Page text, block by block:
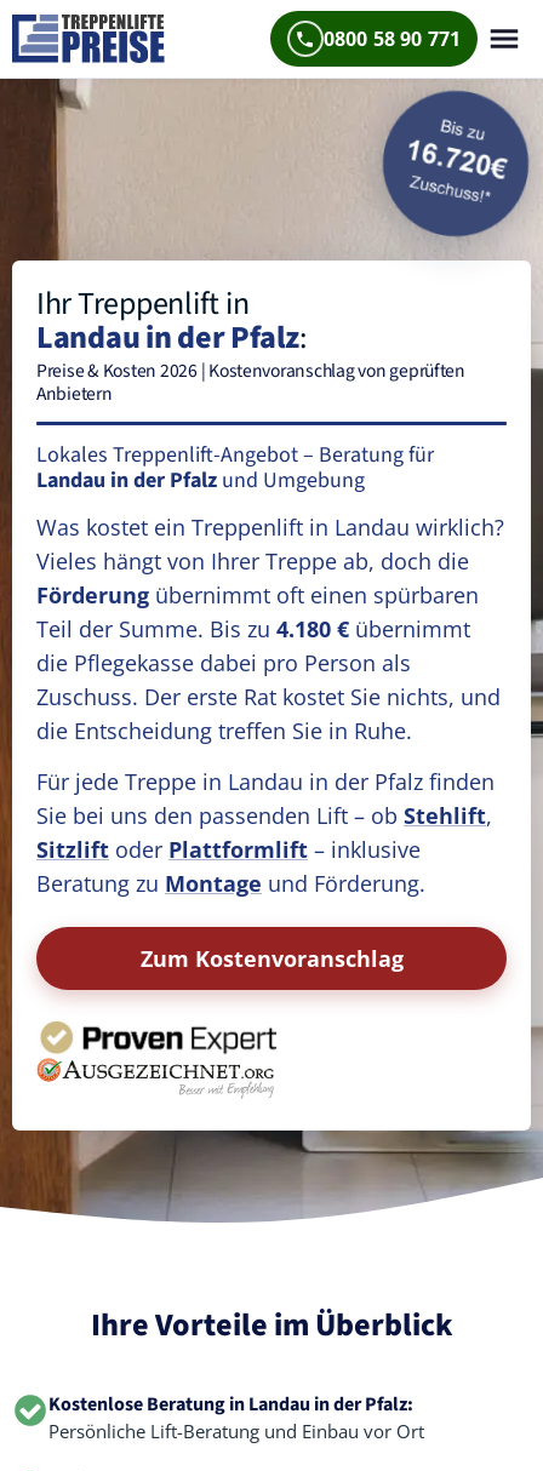
0800 58 90 771
Ihr Treppenlift in
Landau in der Pfalz:
Preise & Kosten 2026 | Kostenvoranschlag von geprüften
Anbietern
Lokales Treppenlift-Angebot – Beratung für
Landau in der Pfalz und Umgebung
Was kostet ein Treppenlift in Landau wirklich?
Vieles hängt von Ihrer Treppe ab, doch die
Förderung übernimmt oft einen spürbaren
Teil der Summe. Bis zu 4.180 € übernimmt
die Pflegekasse dabei pro Person als
Zuschuss. Der erste Rat kostet Sie nichts, und
die Entscheidung treffen Sie in Ruhe.
Für jede Treppe in Landau in der Pfalz finden
Sie bei uns den passenden Lift – ob Stehlift,
Sitzlift oder Plattformlift – inklusive
Beratung zu Montage und Förderung.
Zum Kostenvoranschlag
Ihre Vorteile im Überblick
Kostenlose Beratung in Landau in der Pfalz:
Persönliche Lift-Beratung und Einbau vor Ort